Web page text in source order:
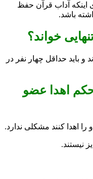
اینکه آداب قرآن حفظ
باشد.
خواند؟
و باید حداقل چهار نفر در
اهدا عضو
اهدا کنند مشکلی ندارد.
نیستند.